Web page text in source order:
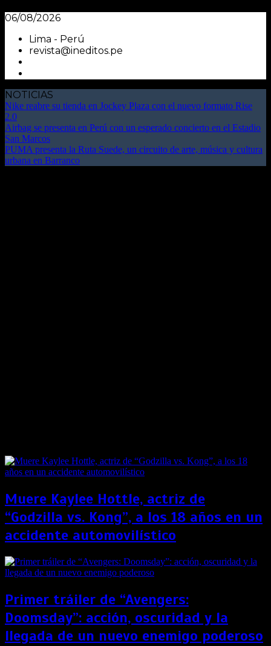
06/08/2026
Lima - Perú
revista@ineditos.pe
NOTICIAS
Nike reabre su tienda en Jockey Plaza con el nuevo formato Rise
2.0
Airbag se presenta en Perú con un esperado concierto en el Estadio
San Marcos
PUMA presenta la Ruta Suede, un circuito de arte, música y cultura
urbana en Barranco
Muere Kaylee Hottle, actriz de
“Godzilla vs. Kong”, a los 18 años en un
accidente automovilístico
Primer tráiler de “Avengers:
Doomsday”: acción, oscuridad y la
llegada de un nuevo enemigo poderoso